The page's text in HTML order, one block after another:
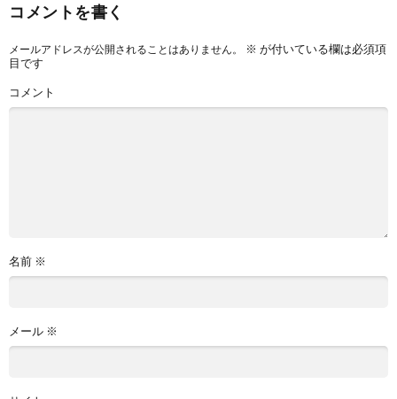
コメントを書く
メールアドレスが公開されることはありません。 ※ が付いている欄は必須項
目です
コメント
名前 ※
メール ※